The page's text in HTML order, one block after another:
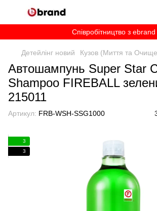
Співробітництво з ebrand
Детейлінг новий Кузов (Миття та
Автошампунь Super Star
Shampoo FIREBALL
215011
Артикул: FRB-WSH-SSG1000
3
3